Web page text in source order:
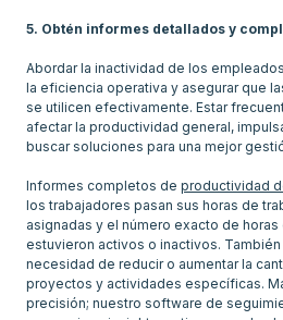
5. Obtén informes detallados y
Abordar la inactividad de los
la eficiencia operativa y asegurar que
se utilicen efectivamente. Estar
afectar la productividad general,
buscar soluciones para una mejor
Informes completos de productividad
los trabajadores pasan sus horas de
asignadas y el número exacto de
estuvieron activos o inactivos.
necesidad de reducir o aumentar la
proyectos y actividades específicas.
precisión; nuestro software de